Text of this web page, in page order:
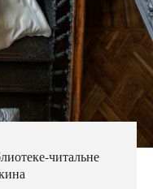
читальне